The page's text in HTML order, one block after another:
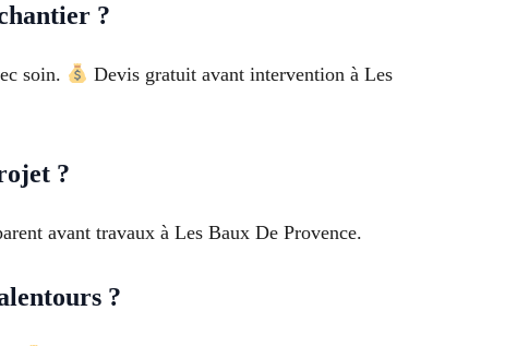
?
soin.
Devis gratuit avant intervention à Les
?
avant travaux à Les Baux De Provence.
?